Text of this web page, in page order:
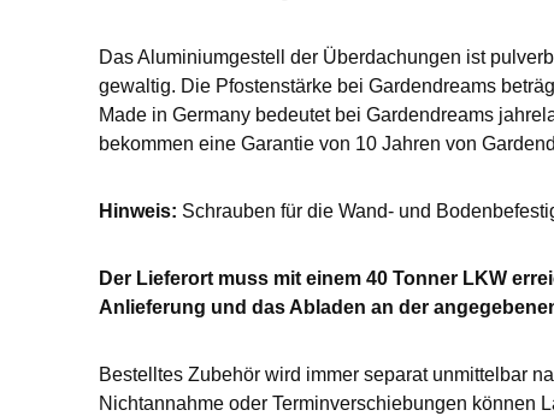
Das Aluminiumgestell der Überdachungen ist
gewaltig. Die Pfostenstärke bei Gardendreams
Made in Germany bedeutet bei Gardendreams
bekommen eine Garantie von 10 Jahren von
Hinweis: Schrauben für die Wand- und
Der Lieferort muss mit einem 40 Tonner LKW
Anlieferung und das Abladen an der
Bestelltes Zubehör wird immer separat unmittelbar
Nichtannahme oder Terminverschiebungen können